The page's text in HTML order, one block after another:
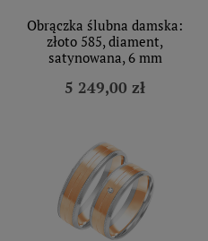
Obrączka ślubna damska:
złoto 585, diament,
satynowana, 6 mm
5 249,00 zł